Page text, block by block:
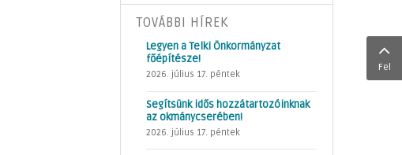
TOVÁBBI HÍREK
Legyen a Telki Önkormányzat
főépítésze!
2026. július 17. péntek
Segítsünk idős hozzátartozóinknak
az okmánycserében!
2026. július 17. péntek
Fel